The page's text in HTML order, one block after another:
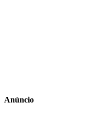
Anúncio